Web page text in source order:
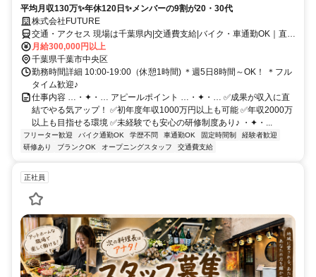
平均月収130万✨年休120日✨メンバーの9割が20・30代
株式会社FUTURE
交通・アクセス 現場は千葉県内|交通費支給|バイク・車通勤OK｜直行
直帰OK
月給300,000円以上
千葉県千葉市中央区
勤務時間詳細 10:00-19:00（休憩1時間) ＊週5日8時間～OK！ ＊フル
タイム歓迎♪
仕事内容 …・✦・… アピールポイント …・✦・… ✅成果が収入に直
結でやる気アップ！ ✅初年度年収1000万円以上も可能 ✅年収2000万
以上も目指せる環境 ✅未経験でも安心の研修制度あり♪ ・✦・...
フリーター歓迎 バイク通勤OK 学歴不問 車通勤OK 固定時間制
経験者歓迎
研修あり
ブランクOK オープニングスタッフ 交通費支給
正社員